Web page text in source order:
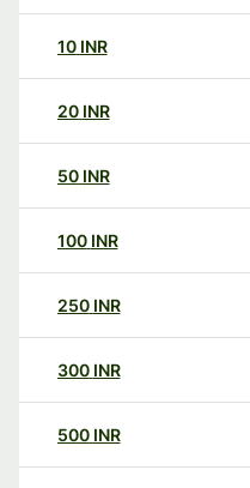
10 INR
20 INR
50 INR
100 INR
250 INR
300 INR
500 INR